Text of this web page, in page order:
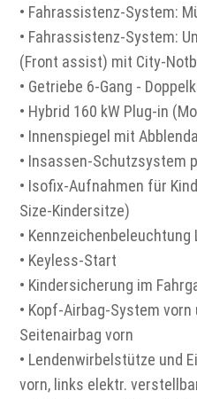
• Fahrassistenz-System:
• Fahrassistenz-System:
(Front assist) mit City-
• Getriebe 6-Gang -
• Hybrid 160 kW Plug-in
• Innenspiegel mit
• Insassen-Schutzsystem
• Isofix-Aufnahmen für
Size-Kindersitze)
• Kennzeichenbeleuchtung
• Keyless-Start
• Kindersicherung im
• Kopf-Airbag-System vorn
Seitenairbag vorn
• Lendenwirbelstütze und
vorn, links elektr.